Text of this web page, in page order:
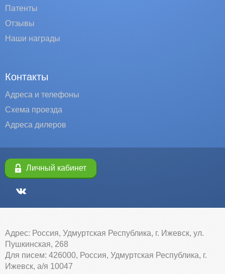
Патенты
Отзывы
Наши награды
Контакты
Адреса и телефоны
Схема проезда
Адреса дилеров
Личный кабинет
Адрес: Россия, Удмуртская Республика, г. Ижевск, ул.
Пушкинская, 268
Для писем: 426000, Россия, Удмуртская Республика, г.
Ижевск, а/я 10047